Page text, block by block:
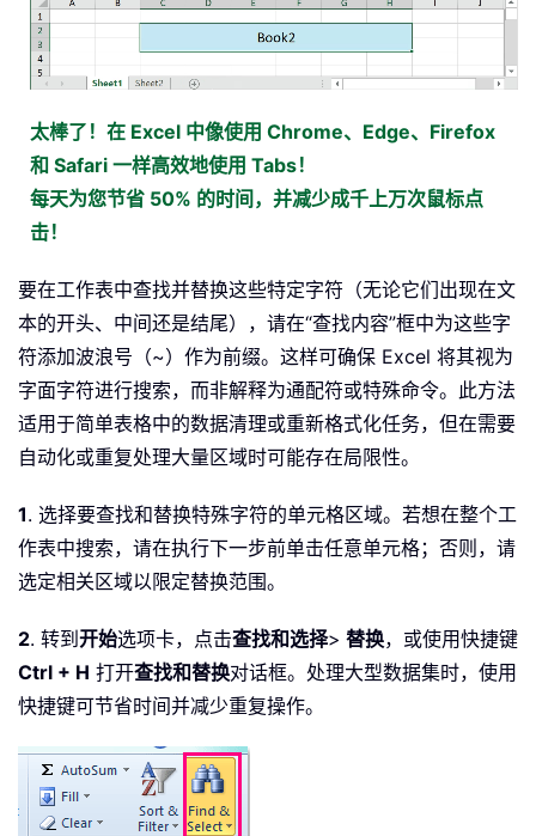
太棒了！在 Excel 中像使用 Chrome、Edge、Firefox
和 Safari 一样高效地使用 Tabs！
每天为您节省 50% 的时间，并减少成千上万次鼠标点
击！
要在工作表中查找并替换这些特定字符（无论它们出现在文
本的开头、中间还是结尾），请在“查找内容”框中为这些字
符添加波浪号（~）作为前缀。这样可确保 Excel 将其视为
字面字符进行搜索，而非解释为通配符或特殊命令。此方法
适用于简单表格中的数据清理或重新格式化任务，但在需要
自动化或重复处理大量区域时可能存在局限性。
1. 选择要查找和替换特殊字符的单元格区域。若想在整个工
作表中搜索，请在执行下一步前单击任意单元格；否则，请
选定相关区域以限定替换范围。
2. 转到开始选项卡，点击查找和选择> 替换，或使用快捷键
Ctrl + H 打开查找和替换对话框。处理大型数据集时，使用
快捷键可节省时间并减少重复操作。